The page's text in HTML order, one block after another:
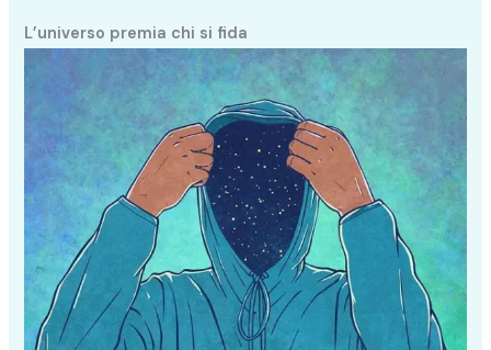
L’universo premia chi si fida